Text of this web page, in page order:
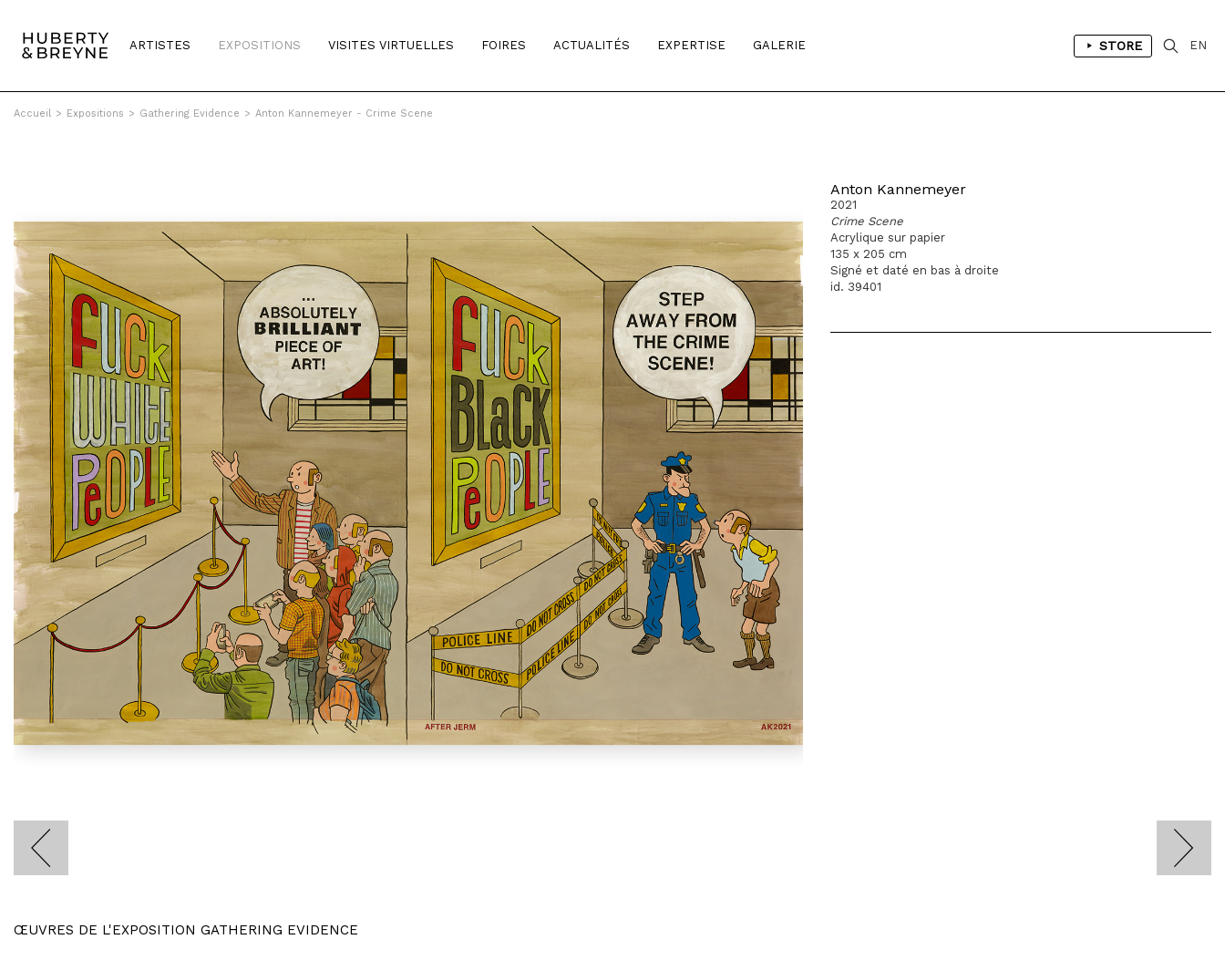
ARTISTES EXPOSITIONS VISITES VIRTUELLES FOIRES ACTUALITÉS EXPERTISE GALERIE STORE EN
Accueil > Expositions > Gathering Evidence > Anton Kannemeyer - Crime Scene
Anton Kannemeyer
2021
Crime Scene
Acrylique sur papier
135 x 205 cm
Signé et daté en bas à droite
id. 39401
ŒUVRES DE L'EXPOSITION GATHERING EVIDENCE